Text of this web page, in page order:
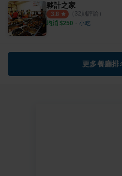
夥計之家
3.8 （ 32則評論）
均消 $250 ・ 小吃
更多餐廳排